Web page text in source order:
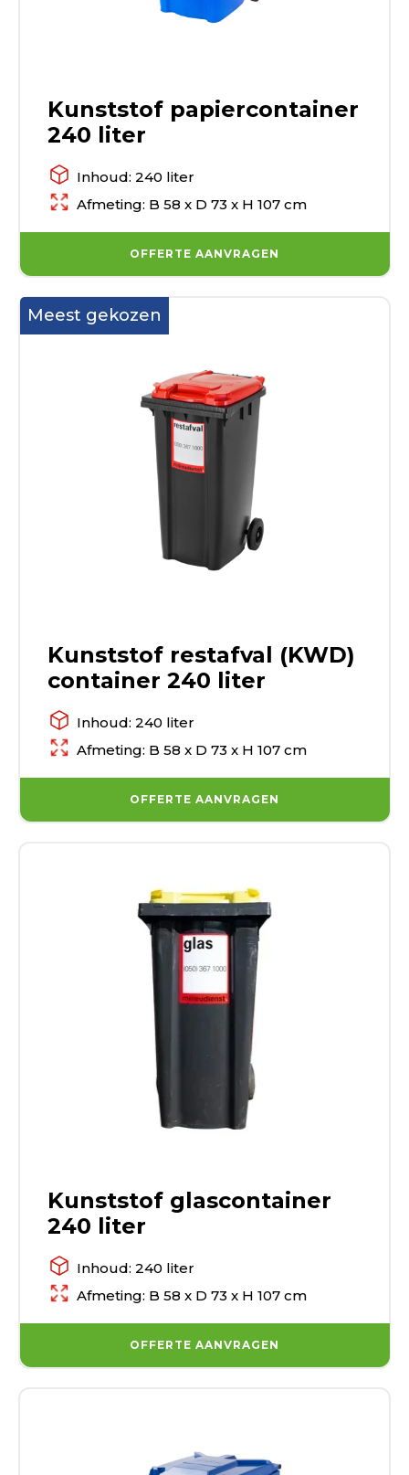
Kunststof papiercontainer
240 liter
Inhoud: 240 liter
Afmeting: B 58 x D 73 x H 107 cm
OFFERTE AANVRAGEN
Kunststof restafval (KWD)
container 240 liter
Meest gekozen
Inhoud: 240 liter
Afmeting: B 58 x D 73 x H 107 cm
OFFERTE AANVRAGEN
Kunststof glascontainer
240 liter
Inhoud: 240 liter
Afmeting: B 58 x D 73 x H 107 cm
OFFERTE AANVRAGEN